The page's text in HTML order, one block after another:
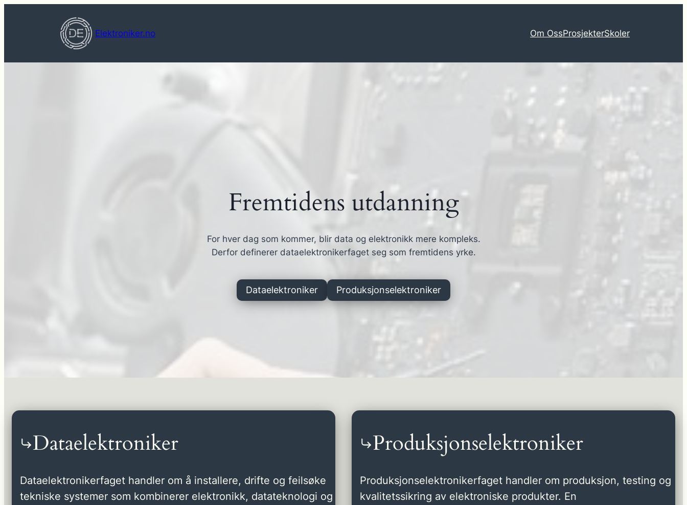
Elektroniker.no Om OssProsjekterSkoler
Fremtidens utdanning
For hver dag som kommer, blir data og elektronikk mere kompleks.
Derfor definerer dataelektronikerfaget seg som fremtidens yrke.
Dataelektroniker Produksjonselektroniker
Dataelektroniker
Dataelektronikerfaget handler om å installere, drifte og feilsøke
tekniske systemer som kombinerer elektronikk, datateknologi og
Produksjonselektroniker
Produksjonselektronikerfaget handler om produksjon, testing og
kvalitetssikring av elektroniske produkter. En